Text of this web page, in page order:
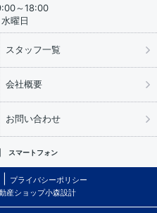
～18:00
水曜日
スタッフ一覧
会社概要
お問い合わせ
スマートフォン
プライバシーポリシー
産ショップ小森設計